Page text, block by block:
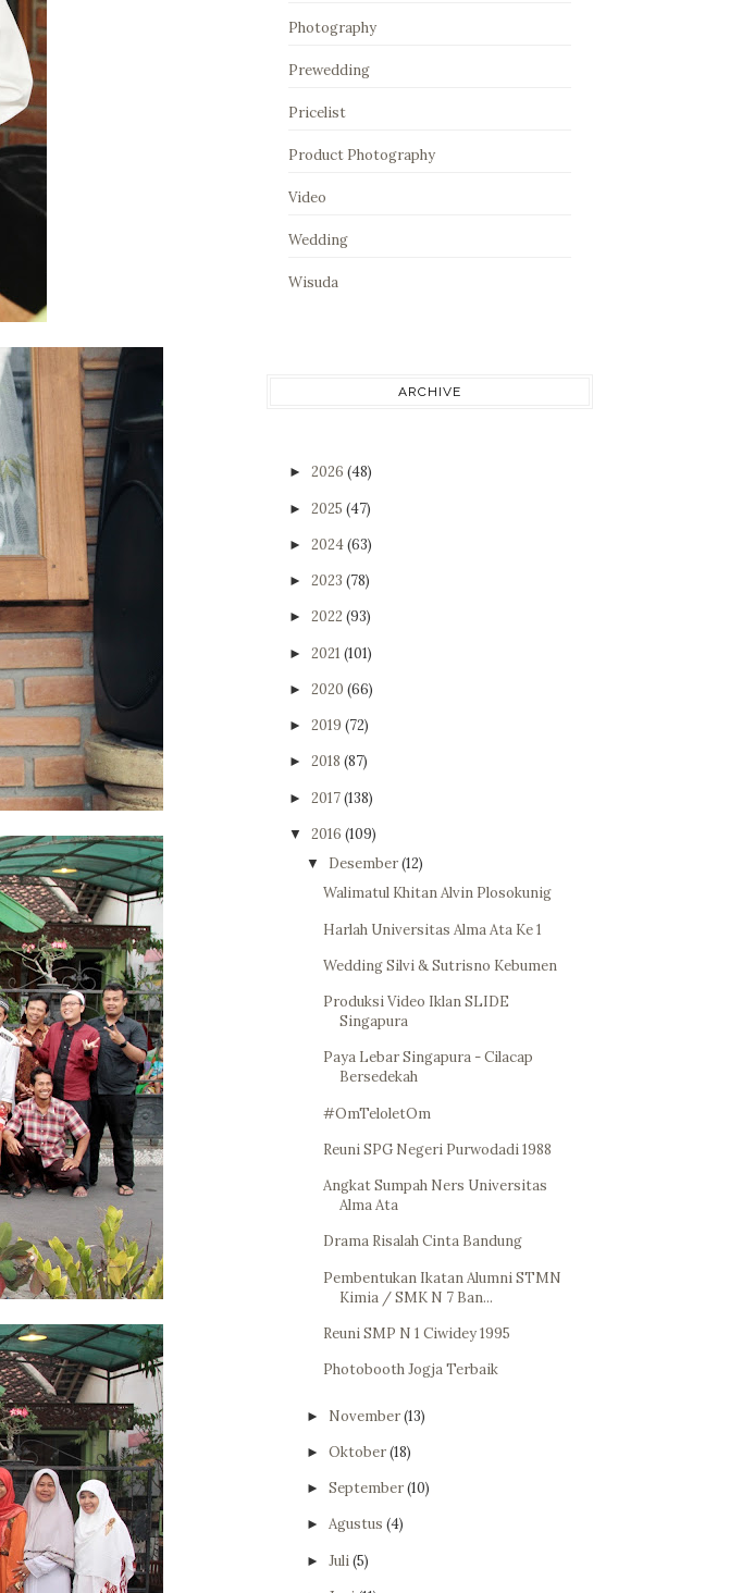
Photography
Prewedding
Pricelist
Product Photography
Video
Wedding
Wisuda
ARCHIVE
► 2026 (48)
► 2025 (47)
► 2024(63)
► 2023 (78)
► 2022 (93)
► 2021 (101)
► 2020 (66)
► 2019 (72)
► 2018 (87)
► 2017(138)
▼ 2016 (109)
▼ Desember(12)
Walimatul Khitan Alvin Plosokunig
Harlah Universitas Alma Ata Ke 1
Wedding Silvi & Sutrisno Kebumen
Produksi Video Iklan SLIDE
Singapura
Paya Lebar Singapura - Cilacap
Bersedekah
#OmTeloletOm
Reuni SPG Negeri Purwodadi 1988
Angkat Sumpah Ners Universitas
Alma Ata
Drama Risalah Cinta Bandung
Pembentukan Ikatan Alumni STMN
Kimia / SMK N 7 Ban...
Reuni SMP N 1 Ciwidey 1995
Photobooth Jogja Terbaik
► November(13)
► Oktober(18)
► September(10)
► Agustus (4)
► Juli(5)